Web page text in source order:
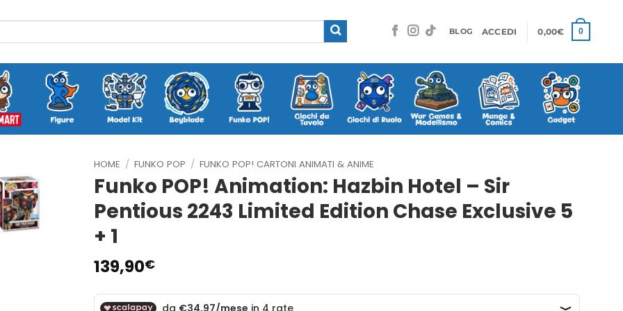
BLOG ACCEDI 0,00€ 0
HOME / FUNKO POP / FUNKO POP! CARTONI ANIMATI & ANIME
Funko POP! Animation: Hazbin Hotel – Sir
Pentious 2243 Limited Edition Chase Exclusive 5
+ 1
139,90€